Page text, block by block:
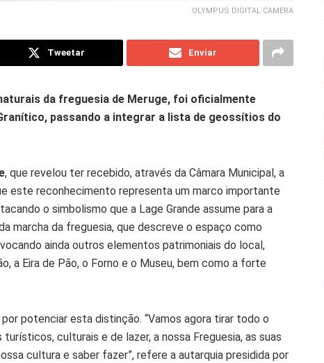
OLYMPUS DIGITAL CAMERA
Tweetar Enviar
da freguesia de Meruge, foi oficialmente
passando a integrar a lista de geossítios do
, que revelou ter recebido, através da Câmara Municipal, a
este reconhecimento representa um marco importante
o simbolismo que a Lage Grande assume para a
marcha da freguesia, que descreve o espaço como
ainda outros elementos patrimoniais do local,
a Eira de Pão, o Forno e o Museu, bem como a forte
potenciar esta distinção. “Vamos agora tirar todo o
culturais e de lazer, a nossa Freguesia, as suas
cultura e saber fazer”, refere a autarquia presidida por